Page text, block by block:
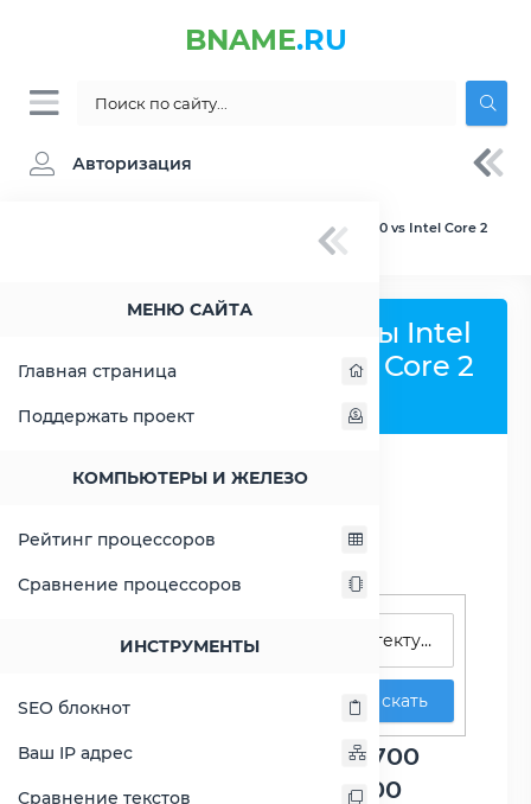
BNAME.RU
Авторизация
МЕНЮ САЙТА
Главная страница
Поддержать проект
КОМПЬЮТЕРЫ И ЖЕЛЕЗО
Рейтинг процессоров
Сравнение процессоров
ИНСТРУМЕНТЫ
SEO блокнот
Ваш IP адрес
Сравнение текстов
» Сравнение Intel Atom x7-Z8700 vs Intel Core 2
Сравнить процессоры Intel
Atom x7-Z8700 и Intel Core 2
Поиск процессоров
Искать
Сравнение Atom x7-Z8700
против Core 2 Duo E8400